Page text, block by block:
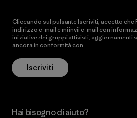
Cliccando sul pulsante Iscriviti, accetto che
indirizzo e-mail e mi invii e-mail con
iniziative dei gruppi attivisti, aggiornamenti
ancora in conformità con
Iscriviti
Hai bisogno di aiuto?